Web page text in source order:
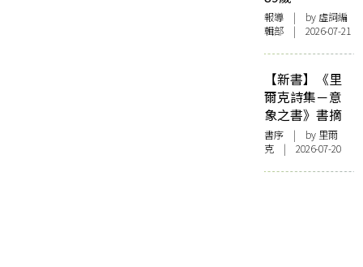
報導 | by 虛詞編
輯部 | 2026-07-21
【新書】《里
爾克詩集－意
象之書》書摘
書序 | by 里爾
克 | 2026-07-20